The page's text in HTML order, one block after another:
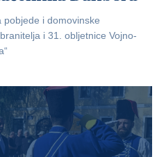
pobjede i domovinske
i 31. obljetnice Vojno-